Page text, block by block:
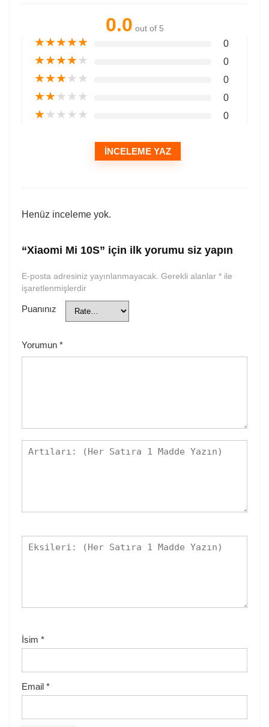
0.0 out of 5
★★★★★ 0
★★★★★ 0
★★★★★ 0
★★★★★ 0
★★★★★ 0
İNCELEME YAZ
Henüz inceleme yok.
“Xiaomi Mi 10S” için ilk yorumu siz yapın
E-posta adresiniz yayınlanmayacak. Gerekli alanlar * ile
işaretlenmişlerdir
Puanınız
Yorumun *
İsim *
Email *